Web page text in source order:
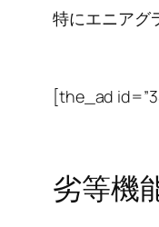
特にエニアグ
[the_ad
劣等機